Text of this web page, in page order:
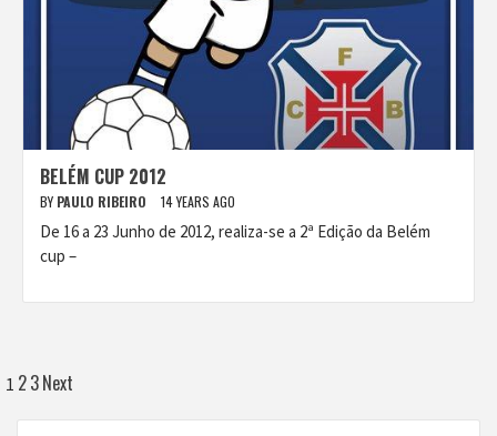
BELÉM CUP 2012
BY PAULO RIBEIRO 14 YEARS AGO
De 16 a 23 Junho de 2012, realiza-se a 2ª Edição da Belém
cup –
Posts
1 23Next